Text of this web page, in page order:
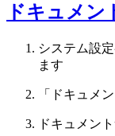
ドキュメ
システム設
ます
「ドキュメ
ドキュメン